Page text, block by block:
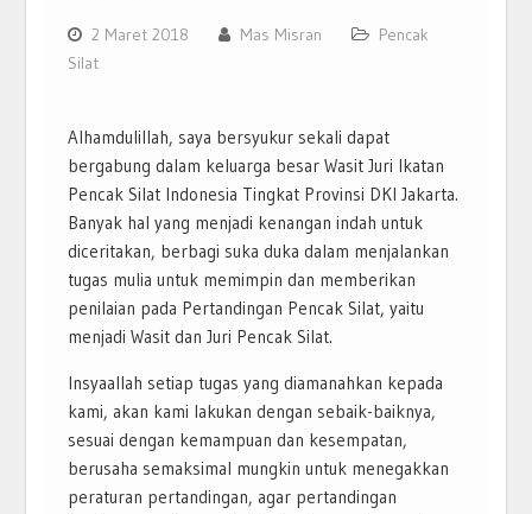
2 Maret 2018 Mas Misran
Pencak
Silat
Alhamdulillah, saya bersyukur sekali dapat
bergabung dalam keluarga besar Wasit Juri Ikatan
Pencak Silat Indonesia Tingkat Provinsi DKI Jakarta.
Banyak hal yang menjadi kenangan indah untuk
diceritakan, berbagi suka duka dalam menjalankan
tugas mulia untuk memimpin dan memberikan
penilaian pada Pertandingan Pencak Silat, yaitu
menjadi Wasit dan Juri Pencak Silat.
Insyaallah setiap tugas yang diamanahkan kepada
kami, akan kami lakukan dengan sebaik-baiknya,
sesuai dengan kemampuan dan kesempatan,
berusaha semaksimal mungkin untuk menegakkan
peraturan pertandingan, agar pertandingan